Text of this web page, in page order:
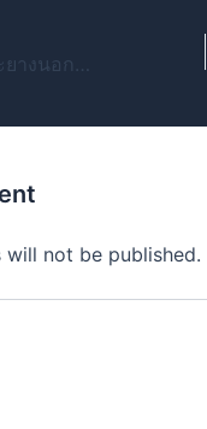
ปะยาง24ชม. นราธิวาส ปะยางนอกสถานที่ใกล้ฉัน
will not be published.